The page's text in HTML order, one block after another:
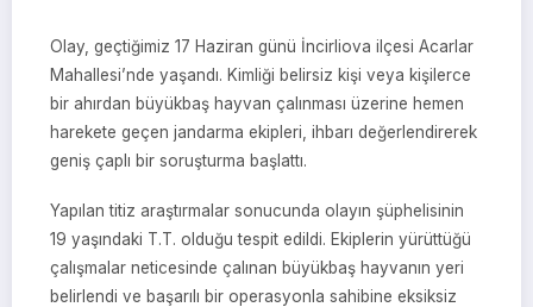
Olay, geçtiğimiz 17 Haziran günü İncirliova ilçesi Acarlar
Mahallesi’nde yaşandı. Kimliği belirsiz kişi veya kişilerce
bir ahırdan büyükbaş hayvan çalınması üzerine hemen
harekete geçen jandarma ekipleri, ihbarı değerlendirerek
geniş çaplı bir soruşturma başlattı.
Yapılan titiz araştırmalar sonucunda olayın şüphelisinin
19 yaşındaki T.T. olduğu tespit edildi. Ekiplerin yürüttüğü
çalışmalar neticesinde çalınan büyükbaş hayvanın yeri
belirlendi ve başarılı bir operasyonla sahibine eksiksiz